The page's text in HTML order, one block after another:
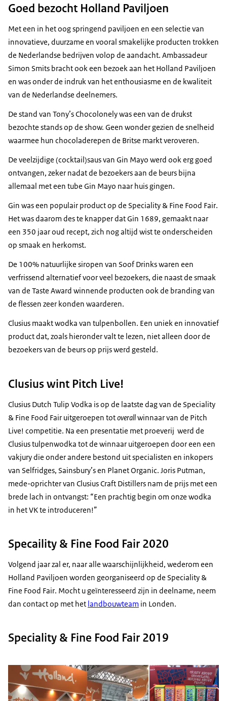
Goed bezocht Holland Paviljoen
Met een in het oog springend paviljoen en een selectie van
innovatieve, duurzame en vooral smakelijke producten trokken
de Nederlandse bedrijven volop de aandacht. Ambassadeur
Simon Smits bracht ook een bezoek aan het Holland Paviljoen
en was onder de indruk van het enthousiasme en de kwaliteit
van de Nederlandse deelnemers.
De stand van Tony’s Chocolonely was een van de drukst
bezochte stands op de show. Geen wonder gezien de snelheid
waarmee hun chocoladerepen de Britse markt veroveren.
De veelzijdige (cocktail)saus van Gin Mayo werd ook erg goed
ontvangen, zeker nadat de bezoekers aan de beurs bijna
allemaal met een tube Gin Mayo naar huis gingen.
Gin was een populair product op de Speciality & Fine Food Fair.
Het was daarom des te knapper dat Gin 1689, gemaakt naar
een 350 jaar oud recept, zich nog altijd wist te onderscheiden
op smaak en herkomst.
De 100% natuurlijke siropen van SoofDrinkswaren een
verfrissend alternatief voor veel bezoekers, die naast de smaak
van de Taste Award winnende producten ook de branding van
de flessen zeer konden waarderen.
Clusius maakt wodka van tulpenbollen. Een uniek en innovatief
product dat, zoals hieronder valt te lezen, niet alleen door de
bezoekers van de beurs op prijs werd gesteld.
Clusius wint Pitch Live!
Clusius Dutch Tulip Vodka is op de laatste dag van de Speciality
& Fine Food Fair uitgeroepen totoverallwinnaar van de Pitch
Live! competitie. Na een presentatie met proeverij werd de
Clusius tulpenwodka tot de winnaar uitgeroepen door een een
vakjury die onder andere bestond uit specialisten en inkopers
van Selfridges, Sainsbury’sen Planet Organic. Joris Putman,
mede-oprichter van ClusiusCraft Distillers nam de prijs met een
brede lach in ontvangst: “Een prachtig begin om onze wodka
in het VK te introduceren!”
Specaility & Fine Food Fair 2020
Volgend jaar zal er, naar alle waarschijnlijkheid, wederom een
Holland Paviljoen worden georganiseerd op de Speciality &
Fine Food Fair. Mocht u geïnteresseerd zijn in deelname, neem
dan contact op met het landbouwteam in Londen.
Speciality & Fine Food Fair 2019
Open de galerij in vergrote